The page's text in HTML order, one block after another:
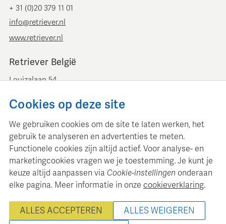
+ 31 (0)20 379 11 01
info@retriever.nl
www.retriever.nl
Retriever België
Louizalaan 54
+ 32 (0)2 893 00 52
www.retrievermedia.be
Retriever Media Informatie onderhoudt een gestructureerde
mediadatabase voor professionele mediaplanning en analyse.
© 2000 - 2026 Retriever Media Informatie B.V. - Alle rechten
Cookies op deze site
We gebruiken cookies om de site te laten werken, het
gebruik te analyseren en advertenties te meten.
Functionele cookies zijn altijd actief. Voor analyse- en
marketingcookies vragen we je toestemming. Je kunt je
keuze altijd aanpassen via Cookie-instellingen onderaan
elke pagina. Meer informatie in onze cookieverklaring.
ALLES ACCEPTEREN ALLES WEIGEREN